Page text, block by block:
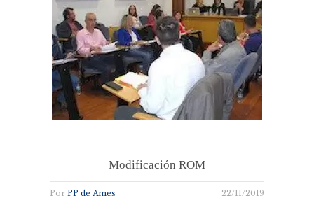
Modificación ROM
Por PP de Ames 22/11/2019